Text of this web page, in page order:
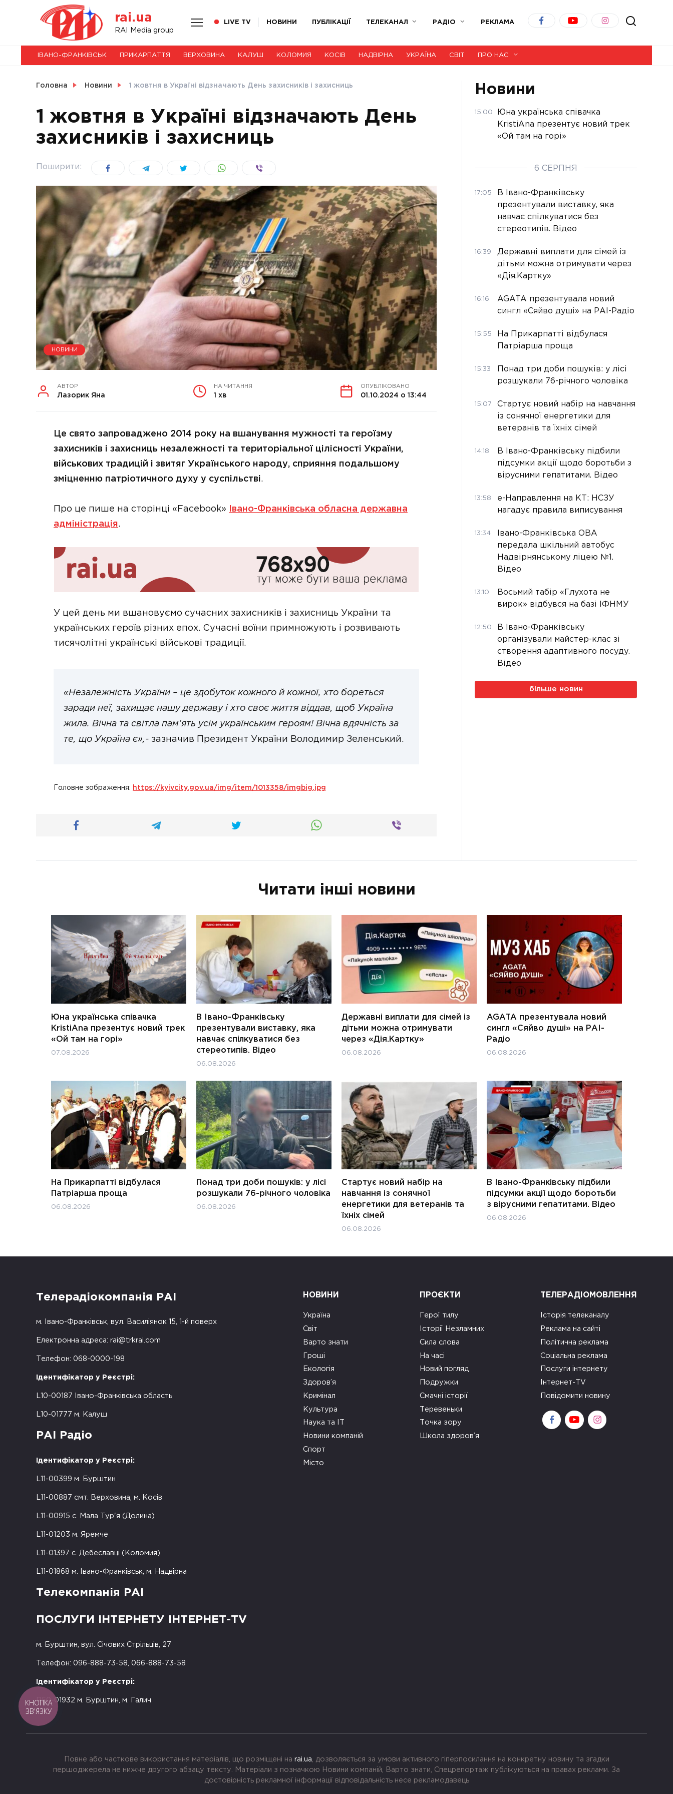
rai.ua
RAI Media group
LIVE TV НОВИНИ ПУБЛІКАЦІЇ ТЕЛЕКАНАЛ РАДІО РЕКЛАМА
НОВИНИ
СВІТ
УКРАЇНА
ІВАНО-ФРАНКІВСЬК ПРИКАРПАТТЯ ВЕРХОВИНА КАЛУШ КОЛОМИЯ КОСІВ НАДВІРНА УКРАЇНА СВІТ ПРО НАС
Головна Новини 1 жовтня в Україні відзначають День захисників і захисниць
1 жовтня в Україні відзначають День
захисників і захисниць
Поширити:
НОВИНИ
АВТОР
Лазорик Яна
НА ЧИТАННЯ
1 хв
ОПУБЛІКОВАНО
01.10.2024 о 13:44
Це свято запроваджено 2014 року на вшанування мужності та героїзму
захисників і захисниць незалежності та територіальної цілісності України,
військових традицій і звитяг Українського народу, сприяння подальшому
зміцненню патріотичного духу у суспільстві.
Про це пише на сторінці «Facebook»
Івано-Франківська обласна державна
адміністрація.
У цей день ми вшановуємо сучасних захисників і захисниць України та
українських героїв різних епох. Сучасні воїни примножують і розвивають
тисячолітні українські військові традиції.
«Незалежність України – це здобуток кожного й кожної, хто бореться
заради неї, захищає нашу державу і хто своє життя віддав, щоб Україна
жила. Вічна та світла пам’ять усім українським героям! Вічна вдячність за
те, що Україна є»,- зазначив Президент України Володимир Зеленський.
Головне зображення: https://kyivcity.gov.ua/img/item/1013358/imgbig.jpg
Новини
15:00
Юна українська співачка
KristiAna презентує новий трек
«Ой там на горі»
6 СЕРПНЯ
17:05
В Івано-Франківську
презентували виставку, яка
навчає спілкуватися без
стереотипів. Відео
16:39
Державні виплати для сімей із
дітьми можна отримувати через
«Дія.Картку»
16:16
AGATA презентувала новий
сингл «Сяйво душі» на РАІ-Радіо
15:55
На Прикарпатті відбулася
Патріарша проща
15:33
Понад три доби пошуків: у лісі
розшукали 76-річного чоловіка
15:07
Стартує новий набір на навчання
із сонячної енергетики для
ветеранів та їхніх сімей
14:18
В Івано-Франківську підбили
підсумки акції щодо боротьби з
вірусними гепатитами. Відео
13:58
е-Направлення на КТ: НСЗУ
нагадує правила виписування
13:34
Івано-Франківська ОВА
передала шкільний автобус
Надвірнянському ліцею №1.
Відео
13:10
Восьмий табір «Глухота не
вирок» відбувся на базі ІФНМУ
12:50
В Івано-Франківську
організували майстер-клас зі
створення адаптивного посуду.
Відео
більше новин
Читати інші новини
Юна українська співачка
KristiAna презентує новий трек
«Ой там на горі»
07.08.2026
В Івано-Франківську
презентували виставку, яка
навчає спілкуватися без
стереотипів. Відео
06.08.2026
Державні виплати для сімей із
дітьми можна отримувати
через «Дія.Картку»
06.08.2026
AGATA презентувала новий
сингл «Сяйво душі» на РАІ-
Радіо
06.08.2026
На Прикарпатті відбулася
Патріарша проща
06.08.2026
Понад три доби пошуків: у лісі
розшукали 76-річного чоловіка
06.08.2026
Стартує новий набір на
навчання із сонячної
енергетики для ветеранів та
їхніх сімей
06.08.2026
В Івано-Франківську підбили
підсумки акції щодо боротьби
з вірусними гепатитами. Відео
06.08.2026
Телерадіокомпанія РАІ
м. Івано-Франківськ, вул. Василіянок 15, 1-й поверх
Електронна адреса: rai@trkrai.com
Телефон: 068-0000-198
Ідентифікатор у Реєстрі:
L10-00187 Івано-Франківська область
L10-01777 м. Калуш
РАІ Радіо
Ідентифікатор у Реєстрі:
L11-00399 м. Бурштин
L11-00887 смт. Верховина, м. Косів
L11-00915 с. Мала Тур'я (Долина)
L11-01203 м. Яремче
L11-01397 с. Дебеславці (Коломия)
L11-01868 м. Івано-Франківськ, м. Надвірна
Телекомпанія РАІ
ПОСЛУГИ ІНТЕРНЕТУ ІНТЕРНЕТ-TV
м. Бурштин, вул. Січових Стрільців, 27
Телефон: 096-888-73-58, 066-888-73-58
Ідентифікатор у Реєстрі:
R50-01932 м. Бурштин, м. Галич
НОВИНИ
Україна
Світ
Варто знати
Гроші
Екологія
Здоров’я
Кримінал
Культура
Наука та ІТ
Новини компаній
Спорт
Місто
ПРОЄКТИ
Герої тилу
Історії Незламних
Сила слова
На часі
Новий погляд
Подружки
Смачні історії
Теревеньки
Точка зору
Школа здоров’я
ТЕЛЕРАДІОМОВЛЕННЯ
Історія телеканалу
Реклама на сайті
Політична реклама
Соціальна реклама
Послуги інтернету
Інтернет-TV
Повідомити новину
Повне або часткове використання матеріалів, що розміщені на rai.ua , дозволяється за умови активного гіперпосилання на конкретну новину та згадки
першоджерела не нижче другого абзацу тексту. Матеріали з позначкою Новини компаній, Варто знати, Спецрепортаж публікуються на правах реклами. За
достовірність рекламної інформації відповідальність несе рекламодавець
КНОПКА
ЗВ'ЯЗКУ